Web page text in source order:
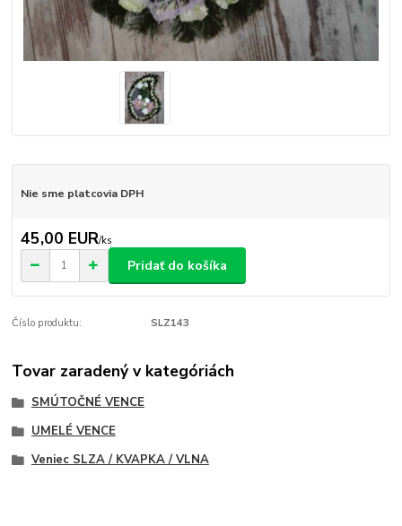
Nie sme platcovia DPH
45,00 EUR/ks
Pridať do košíka
Číslo produktu: SLZ143
Tovar zaradený v kategóriách
SMÚTOČNÉ VENCE
UMELÉ VENCE
Veniec SLZA / KVAPKA / VLNA